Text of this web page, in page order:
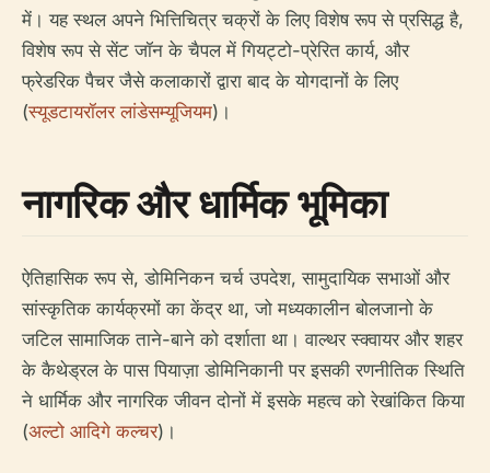
में। यह स्थल अपने भित्तिचित्र चक्रों के लिए विशेष रूप से प्रसिद्ध है,
विशेष रूप से सेंट जॉन के चैपल में गियट्टो-प्रेरित कार्य, और
फ्रेडरिक पैचर जैसे कलाकारों द्वारा बाद के योगदानों के लिए
(स्यूडटायरॉलर लांडेसम्यूजियम)।
नागरिक और धार्मिक भूमिका
ऐतिहासिक रूप से, डोमिनिकन चर्च उपदेश, सामुदायिक सभाओं और
सांस्कृतिक कार्यक्रमों का केंद्र था, जो मध्यकालीन बोलजानो के
जटिल सामाजिक ताने-बाने को दर्शाता था। वाल्थर स्क्वायर और शहर
के कैथेड्रल के पास पियाज़ा डोमिनिकानी पर इसकी रणनीतिक स्थिति
ने धार्मिक और नागरिक जीवन दोनों में इसके महत्व को रेखांकित किया
(अल्टो आदिगे कल्चर)।